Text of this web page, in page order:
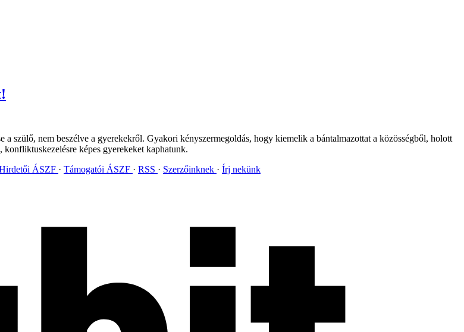
szülő, nem beszélve a gyerekekről. Gyakori kényszermegoldás, hogy kiemelik a bántalmazottat a közösségből, holott
képes gyerekeket kaphatunk.
ÁSZF Támogatói ÁSZF RSS Szerzőinknek Írj nekünk